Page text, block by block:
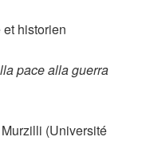
historien
pace alla guerra
(Université